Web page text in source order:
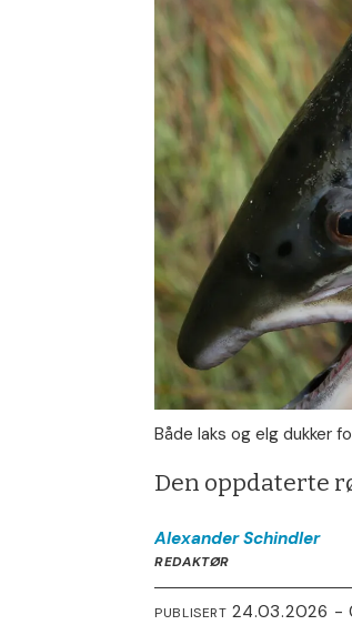
Både laks og elg dukker
Den oppdaterte
Alexander Schindler
REDAKTØR
PUBLISERT 24.03.2026 -